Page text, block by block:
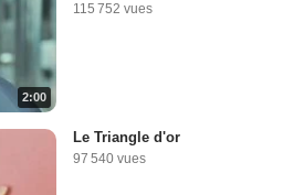
2:00
115 752 vues
Le Triangle d'or
97 540 vues